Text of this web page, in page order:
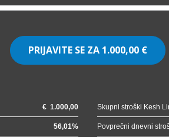
PRIJAVITE SE ZA 1.000,00 €
€ 1.000,00 Skupni stroški Kesh
56,01% Povprečni dnevni